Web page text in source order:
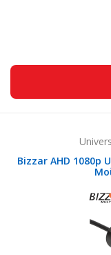
Bizzar AHD 1080p